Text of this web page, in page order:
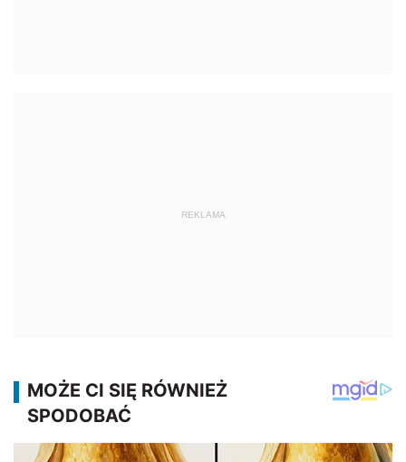
REKLAMA